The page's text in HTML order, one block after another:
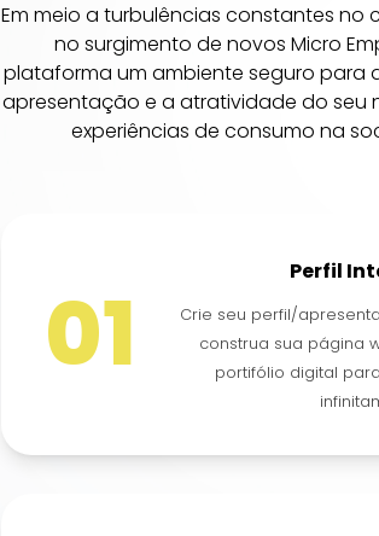
Em meio a turbulências constantes
no surgimento de novos Micro
plataforma um ambiente seguro para
apresentação e a atratividade do seu
experiências de consumo na
01
Perfil
Crie seu perfil/
construa sua página
portifólio digital